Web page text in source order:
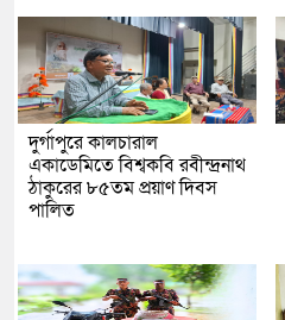
দুর্গাপুরে কালচারাল
একাডেমিতে বিশ্বকবি রবীন্দ্রনাথ
ঠাকুরের ৮৫তম প্রয়াণ দিবস
পালিত